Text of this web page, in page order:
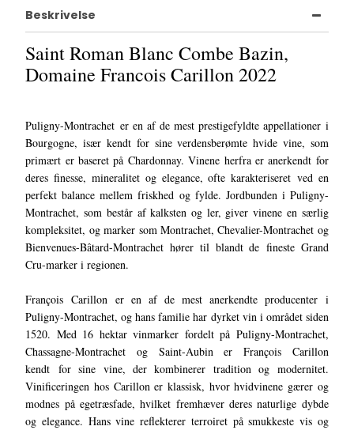
Beskrivelse
Saint Roman Blanc Combe Bazin,
Domaine Francois Carillon 2022
Puligny-Montrachet er en af de mest prestigefyldte appellationer i
Bourgogne, især kendt for sine verdensberømte hvide vine, som
primært er baseret på Chardonnay. Vinene herfra er anerkendt for
deres finesse, mineralitet og elegance, ofte karakteriseret ved en
perfekt balance mellem friskhed og fylde. Jordbunden i Puligny-
Montrachet, som består af kalksten og ler, giver vinene en særlig
kompleksitet, og marker som Montrachet, Chevalier-Montrachet og
Bienvenues-Bâtard-Montrachet hører til blandt de fineste Grand
Cru-marker i regionen.
François Carillon er en af de mest anerkendte producenter i
Puligny-Montrachet, og hans familie har dyrket vin i området siden
1520. Med 16 hektar vinmarker fordelt på Puligny-Montrachet,
Chassagne-Montrachet og Saint-Aubin er François Carillon
kendt for sine vine, der kombinerer tradition og modernitet.
Vinificeringen hos Carillon er klassisk, hvor hvidvinene gærer og
modnes på egetræsfade, hvilket fremhæver deres naturlige dybde
og elegance. Hans vine reflekterer terroiret på smukkeste vis og